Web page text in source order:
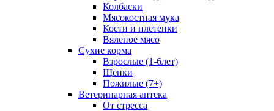
Колбаски
Мясокостная мука
Кости и плетенки
Вяленое мясо
Сухие корма
Взрослые (1-6лет)
Щенки
Пожилые (7+)
Ветеринарная аптека
От стресса